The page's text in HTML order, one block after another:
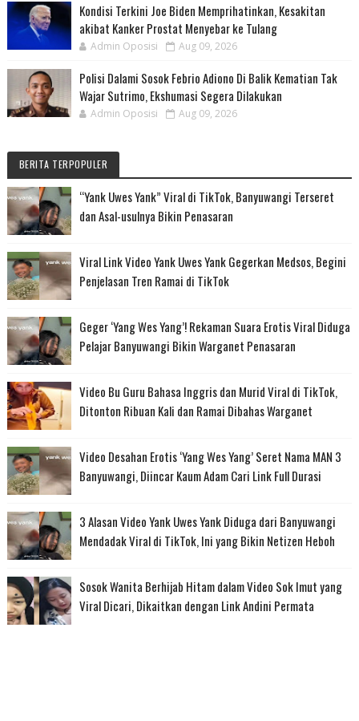
Kondisi Terkini Joe Biden Memprihatinkan, Kesakitan
akibat Kanker Prostat Menyebar ke Tulang
Admin Oposisi Aug 09, 2026
Polisi Dalami Sosok Febrio Adiono Di Balik Kematian Tak
Wajar Sutrimo, Ekshumasi Segera Dilakukan
Admin Oposisi Aug 09, 2026
BERITA TERPOPULER
“Yank Uwes Yank” Viral di TikTok, Banyuwangi Terseret
dan Asal-usulnya Bikin Penasaran
Viral Link Video Yank Uwes Yank Gegerkan Medsos, Begini
Penjelasan Tren Ramai di TikTok
Geger ‘Yang Wes Yang’! Rekaman Suara Erotis Viral Diduga
Pelajar Banyuwangi Bikin Warganet Penasaran
Video Bu Guru Bahasa Inggris dan Murid Viral di TikTok,
Ditonton Ribuan Kali dan Ramai Dibahas Warganet
Video Desahan Erotis ‘Yang Wes Yang’ Seret Nama MAN 3
Banyuwangi, Diincar Kaum Adam Cari Link Full Durasi
3 Alasan Video Yank Uwes Yank Diduga dari Banyuwangi
Mendadak Viral di TikTok, Ini yang Bikin Netizen Heboh
Sosok Wanita Berhijab Hitam dalam Video Sok Imut yang
Viral Dicari, Dikaitkan dengan Link Andini Permata